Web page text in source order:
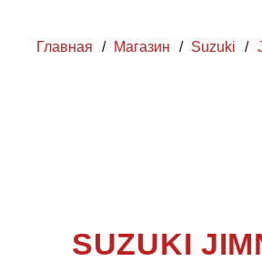
Главная / Магазин / Suzuki /
SUZUKI